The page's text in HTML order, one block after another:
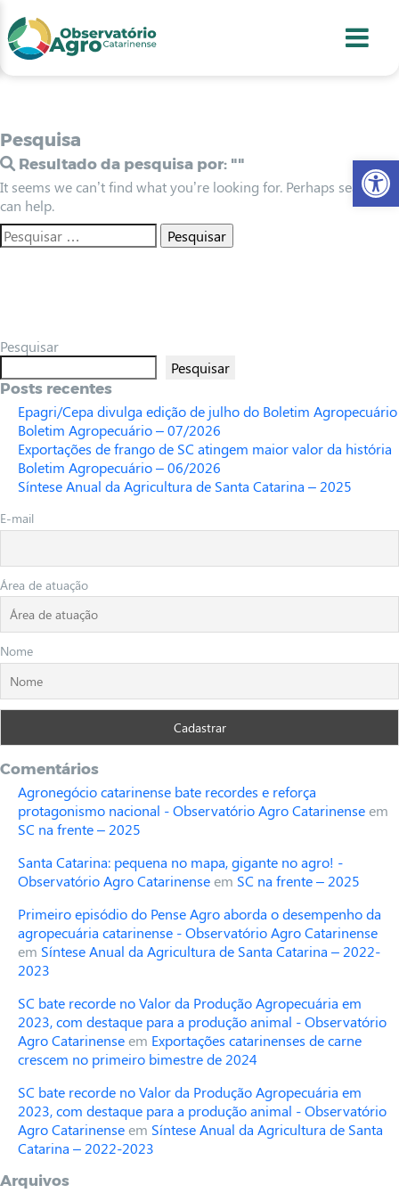
2
3
4
Pesquisa
Resultado da pesquisa por: ""
It seems we can’t find what you’re looking for. Perhaps searching
can help.
Pesquisar
Pesquisar
Posts recentes
Epagri/Cepa divulga edição de julho do Boletim Agropecuário
Boletim Agropecuário – 07/2026
Exportações de frango de SC atingem maior valor da história
Boletim Agropecuário – 06/2026
Síntese Anual da Agricultura de Santa Catarina – 2025
E-mail
Área de atuação
Nome
Comentários
Agronegócio catarinense bate recordes e reforça
protagonismo nacional - Observatório Agro Catarinenseem
SC na frente – 2025
Santa Catarina: pequena no mapa, gigante no agro! -
Observatório Agro Catarinenseem SC na frente – 2025
Primeiro episódio do Pense Agro aborda o desempenho da
agropecuária catarinense - Observatório Agro Catarinense
em Síntese Anual da Agricultura de Santa Catarina – 2022-
2023
SC bate recorde no Valor da Produção Agropecuária em
2023, com destaque para a produção animal - Observatório
Agro Catarinenseem Exportações catarinenses de carne
crescem no primeiro bimestre de 2024
SC bate recorde no Valor da Produção Agropecuária em
2023, com destaque para a produção animal - Observatório
Agro Catarinenseem Síntese Anual da Agricultura de Santa
Catarina – 2022-2023
Arquivos